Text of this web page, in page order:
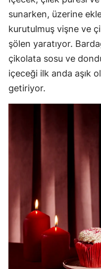
sunarken, üzerine
kurutulmuş vişne ve
şölen yaratıyor.
çikolata sosu ve
içeceği ilk anda aşık
getiriyor.